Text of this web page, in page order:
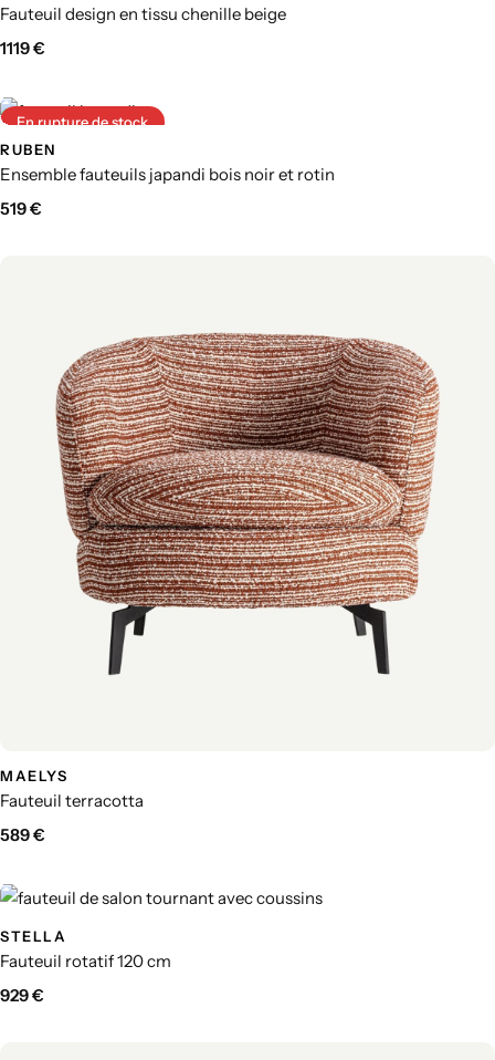
Fauteuil design en tissu chenille beige
1119€
En rupture de stock
RUBEN
Ensemble fauteuils japandi bois noir et rotin
519€
MAELYS
Fauteuil terracotta
589€
STELLA
Fauteuil rotatif 120 cm
929€